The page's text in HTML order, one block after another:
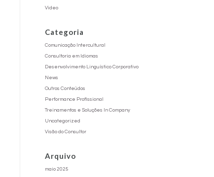
Video
Categoria
Comunicação Intercultural
Consultoria em Idiomas
Desenvolvimento Linguístico Corporativo
News
Outros Conteúdos
Performance Profissional
Treinamentos e Soluções In Company
Uncategorized
Visão do Consultor
Arquivo
maio 2025